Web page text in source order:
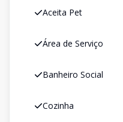
Aceita Pet
Área de Serviço
Banheiro Social
Cozinha